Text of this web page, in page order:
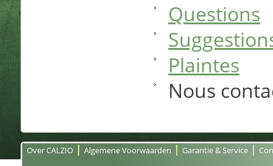
Questions
Plaintes
Nous
Over CALZIO Algemene Voorwaarden Garantie & Service